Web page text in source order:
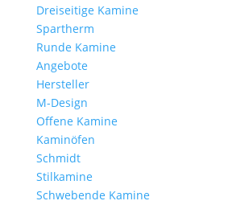
Dreiseitige Kamine
Spartherm
Runde Kamine
Angebote
Hersteller
M-Design
Offene Kamine
Kaminöfen
Schmidt
Stilkamine
Schwebende Kamine